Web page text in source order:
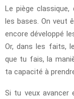
Le piège
les bases. On veut
encore développé
Or, dans les faits,
que tu fais, la
ta capacité à
Si tu veux avancer